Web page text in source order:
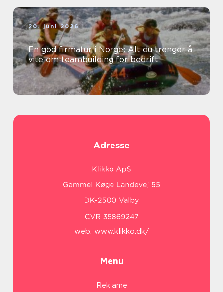
20. juni 2026
En god firmatur i Norge: Alt du trenger å
vite om teambuilding for bedrift
Adresse
web: www.klikko.dk/
Menu
Reklame